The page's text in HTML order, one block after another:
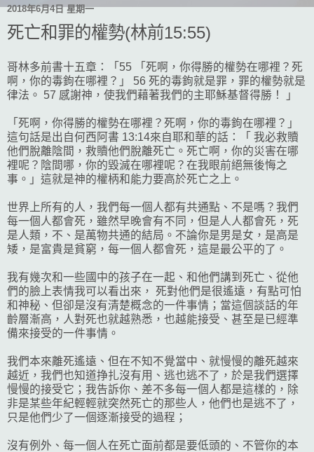
2018年6月4日 星期一
死亡和罪的權勢(林前15:55)
哥林多前書十五章：「55 「死啊，你得勝的權勢在哪裡？死
啊，你的毒鉤在哪裡？」 56 死的毒鉤就是罪，罪的權勢就是
律法。 57 感謝神，使我們藉著我們的主耶穌基督得勝！ 」
「死啊，你得勝的權勢在哪裡？死啊，你的毒鉤在哪裡？」
這句話是出自何西阿書 13:14來自耶和華的話：「 我必救贖
他們脫離陰間，救贖他們脫離死亡。死亡啊，你的災害在哪
裡呢？陰間哪，你的毀滅在哪裡呢？在我眼前絕無後悔之
事。」這就是神的權柄和能力要高於死亡之上。
世界上所有的人，我們每一個人都有共通點、不是嗎？我們
每一個人都會死，雖然早晚會有不同，但是人人都會死，死
是人類，不、是萬物共通的結局。不論你是男是女，是高是
矮，是富貴是貧窮，每一個人都會死，這是最公平的了。
我有幾次和一些國中的孩子在一起、和他們講到死亡、從他
們的臉上表情我可以看出來， 死對他們是很遙遠，有點可怕
和神秘、但卻是沒有清楚概念的一件事情；當這個談話的年
齡層漸高，人對死也就越熟悉，也越能接受、甚至是已經準
備來接受的一件事情。
我們本來離死遙遠、但在不知不覺當中、就慢慢的離死越來
越近，我們也知道挣扎沒有用、逃也逃不了，於是我們選擇
慢慢的接受它；我告訴你、差不多每一個人都是這樣的，除
非是某些年紀輕輕就突然死亡的那些人，他們也是逃不了，
只是他們少了一個逐漸接受的過程；
沒有例外、每一個人在死亡面前都是要低頭的、不管你的本